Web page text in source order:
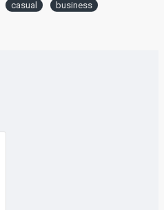
casual business